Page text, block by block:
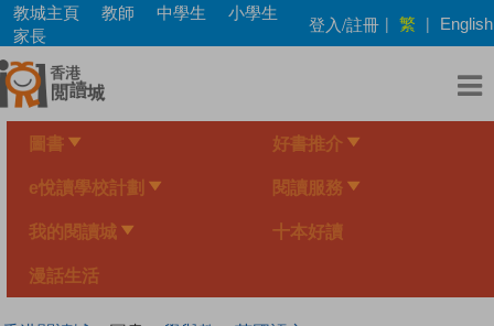
Skip
main
content
教城主頁 教師 中學生
小學生
家長
登入/註冊 | 繁 | English
圖書 好書推介
e悅讀學校計劃 閱讀服務
我的閱讀城 十本好讀
漫話生活